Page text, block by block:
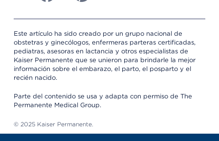
Este artículo ha sido creado por un grupo nacional de
obstetras y ginecólogos, enfermeras parteras certificadas,
pediatras, asesoras en lactancia y otros especialistas de
Kaiser Permanente que se unieron para brindarle la mejor
información sobre el embarazo, el parto, el posparto y el
recién nacido.
Parte del contenido se usa y adapta con permiso de The
Permanente Medical Group.
© 2025 Kaiser Permanente.